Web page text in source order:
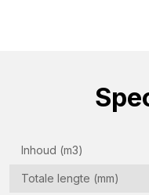
Inhoud (m3)
Totale lengte (mm)
(Vereist)
(Vereist)